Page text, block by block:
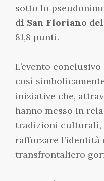
sotto lo
di San Floriano
81,8 punti.
L’evento conclusivo
così
iniziative che,
hanno messo in
tradizioni culturali,
rafforzare
transfrontaliero